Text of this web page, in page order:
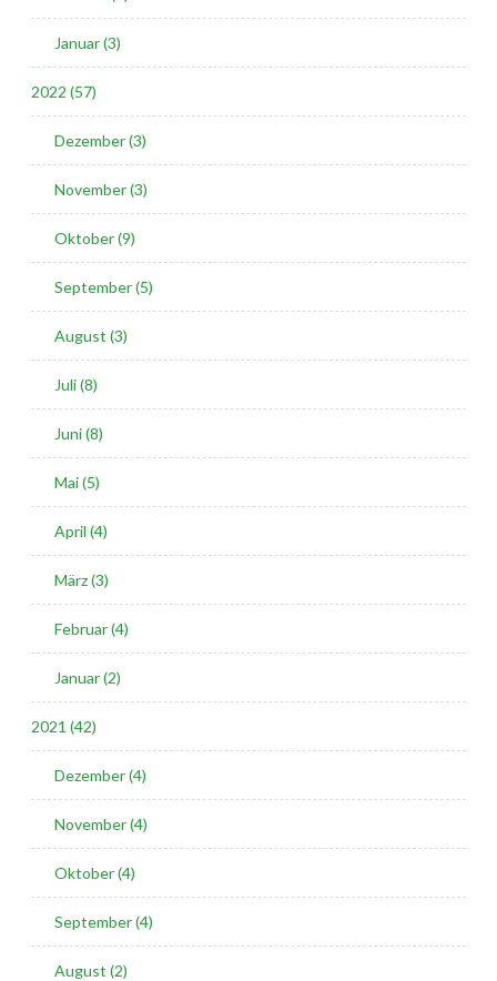
Januar (3)
2022 (57)
Dezember (3)
November (3)
Oktober (9)
September (5)
August (3)
Juli (8)
Juni (8)
Mai (5)
April (4)
März (3)
Februar (4)
Januar (2)
2021 (42)
Dezember (4)
November (4)
Oktober (4)
September (4)
August (2)